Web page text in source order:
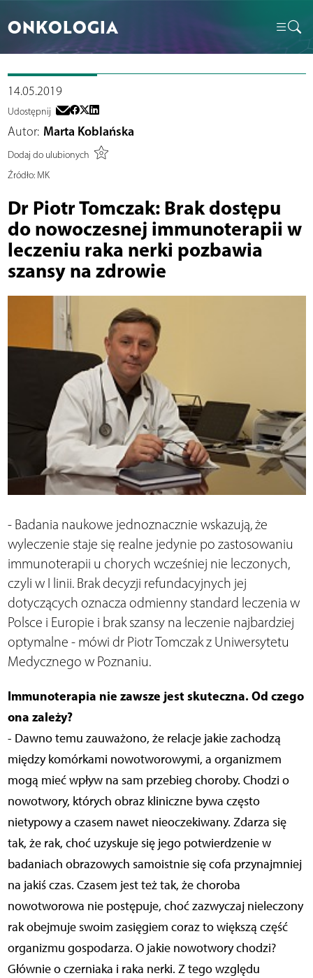
ONKOLOGIA
14.05.2019
Udostępnij
Autor: Marta Koblańska
Dodaj do ulubionych
Źródło:MK
Dr Piotr Tomczak: Brak dostępu
do nowoczesnej immunoterapii w
leczeniu raka nerki pozbawia
szansy na zdrowie
- Badania naukowe jednoznacznie wskazują, że
wyleczenie staje się realne jedynie po zastosowaniu
immunoterapii u chorych wcześniej nie leczonych,
czyli w I linii. Brak decyzji refundacyjnych jej
dotyczących oznacza odmienny standard leczenia w
Polsce i Europie i brak szansy na leczenie najbardziej
optymalne - mówi dr Piotr Tomczak z Uniwersytetu
Medycznego w Poznaniu.
Immunoterapia nie zawsze jest skuteczna. Od czego
ona zależy?
- Dawno temu zauważono, że relacje jakie zachodzą
między komórkami nowotworowymi, a organizmem
mogą mieć wpływ na sam przebieg choroby. Chodzi o
nowotwory, których obraz kliniczne bywa często
nietypowy a czasem nawet nieoczekiwany. Zdarza się
tak, że rak, choć uzyskuje się jego potwierdzenie w
badaniach obrazowych samoistnie się cofa przynajmniej
na jakiś czas. Czasem jest też tak, że choroba
nowotworowa nie postępuje, choć zazwyczaj nieleczony
rak obejmuje swoim zasięgiem coraz to większą część
organizmu gospodarza. O jakie nowotwory chodzi?
Głównie o czerniaka i raka nerki. Z tego względu